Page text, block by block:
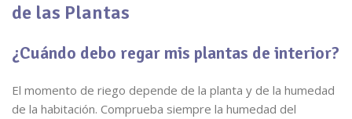
de las Plantas
¿Cuándo debo regar mis plantas de interior?
El momento de riego depende de la planta y de la humedad
de la habitación. Comprueba siempre la humedad del